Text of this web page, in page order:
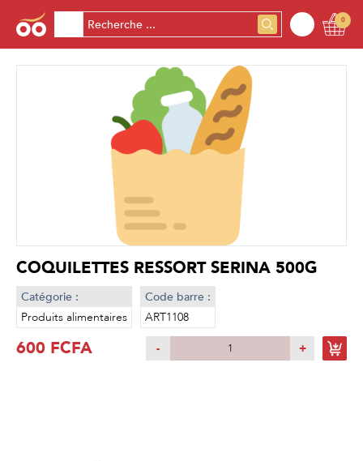
0
COQUILETTES RESSORT SERINA 500G
Catégorie :
Produits alimentaires
Code barre :
ART1108
600 FCFA - +